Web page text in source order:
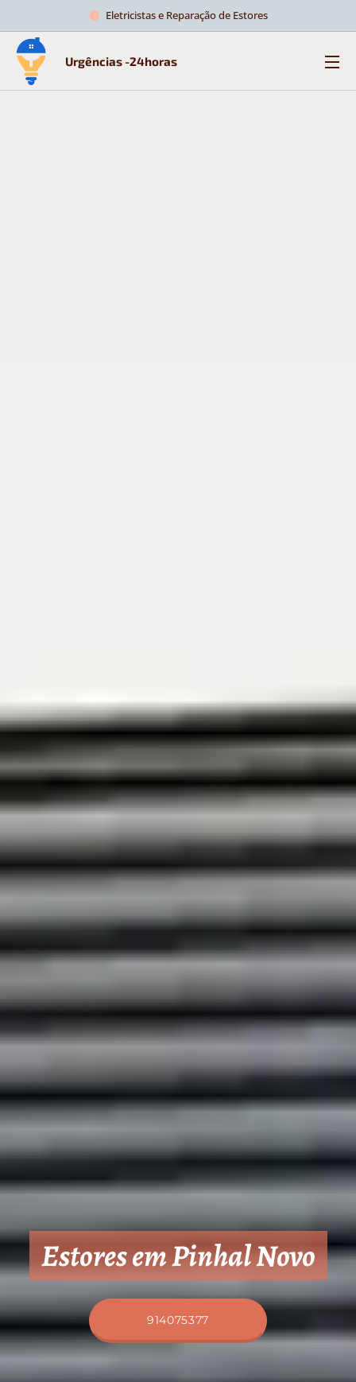
Eletricistas e Reparação de Estores
Urgências -24horas
Estores em Pinhal Novo
914075377